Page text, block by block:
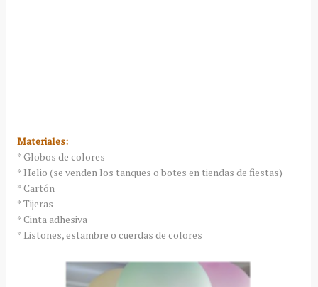
Materiales:
* Globos de colores
* Helio (se venden los tanques o botes en tiendas de fiestas)
* Cartón
* Tijeras
* Cinta adhesiva
* Listones, estambre o cuerdas de colores